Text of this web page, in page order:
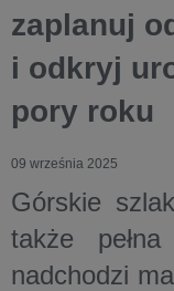
zaplanuj
i odkryj
pory roku
09 września 2025
Górskie
także
nadchodzi